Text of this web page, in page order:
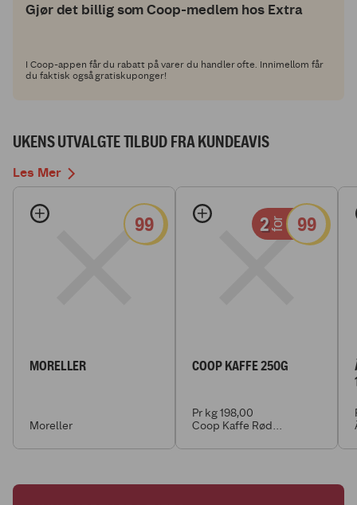
Gjør det billig som Coop-medlem hos Extra
I Coop-appen får du rabatt på varer du handler ofte. Innimellom får
du faktisk også gratiskuponger!
UKENS UTVALGTE TILBUD FRA KUNDEAVIS
Les Mer
99
MORELLER
Moreller
2for 99
COOP KAFFE 250G
Pr kg 198,00
Coop Kaffe Rød